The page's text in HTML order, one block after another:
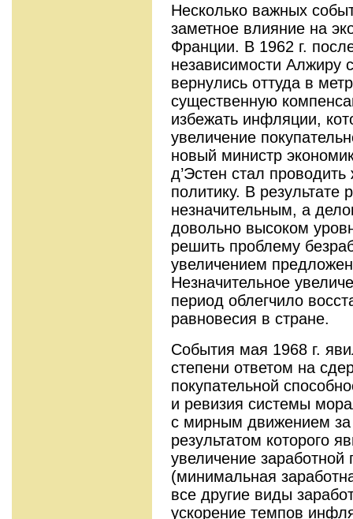
Несколько важных
заметное вли­яние на
Франции. В 1962 г.
независимости Алжиру
вернулись оттуда в
существенную
избежать инфляции,
увеличение
новый министр
д’Эстен стал
политику. В результате
незначительным, а
до­вольно высоком
решить пробле­му
увеличением
Незначительное
период облегчило
рав­новесия в стране.
События мая 1968 г.
степени ответом на
покупательной
и ревизия системы
с мирным движением
результатом ко­торого
увеличение
(минимальная
все другие виды
ускорение темпов